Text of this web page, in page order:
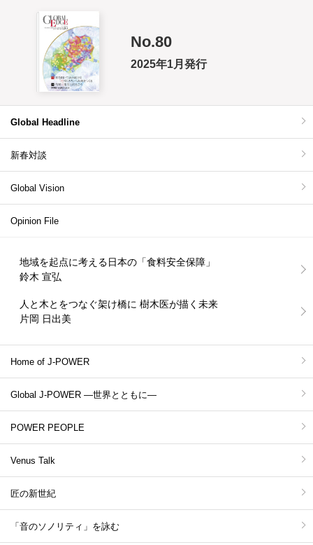
No.80
2025年1月発行
Global Headline
新春対談
Global Vision
Opinion File
地域を起点に考える日本の「食料安全保障」
鈴木 宣弘
人と木とをつなぐ架け橋に 樹木医が描く未来
片岡 日出美
Home of J-POWER
Global J-POWER ―世界とともに―
POWER PEOPLE
Venus Talk
匠の新世紀
「音のソノリティ」を詠む